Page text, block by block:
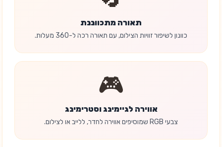
תאורה מתכווננת
כוונון לשיפור זוויות הצילום, עם תאורה רכה ל-360 מעלות.
🎮
אווירה לגיימינג וסטרימינג
צבעי RGB שמוסיפים אווירה לחדר, ללייב או לצילום.